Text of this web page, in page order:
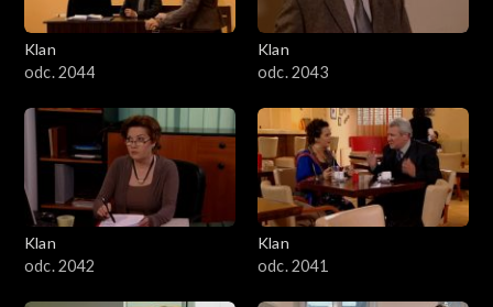
Klan
odc. 2044
Klan
odc. 2043
Klan
odc. 2042
Klan
odc. 2041